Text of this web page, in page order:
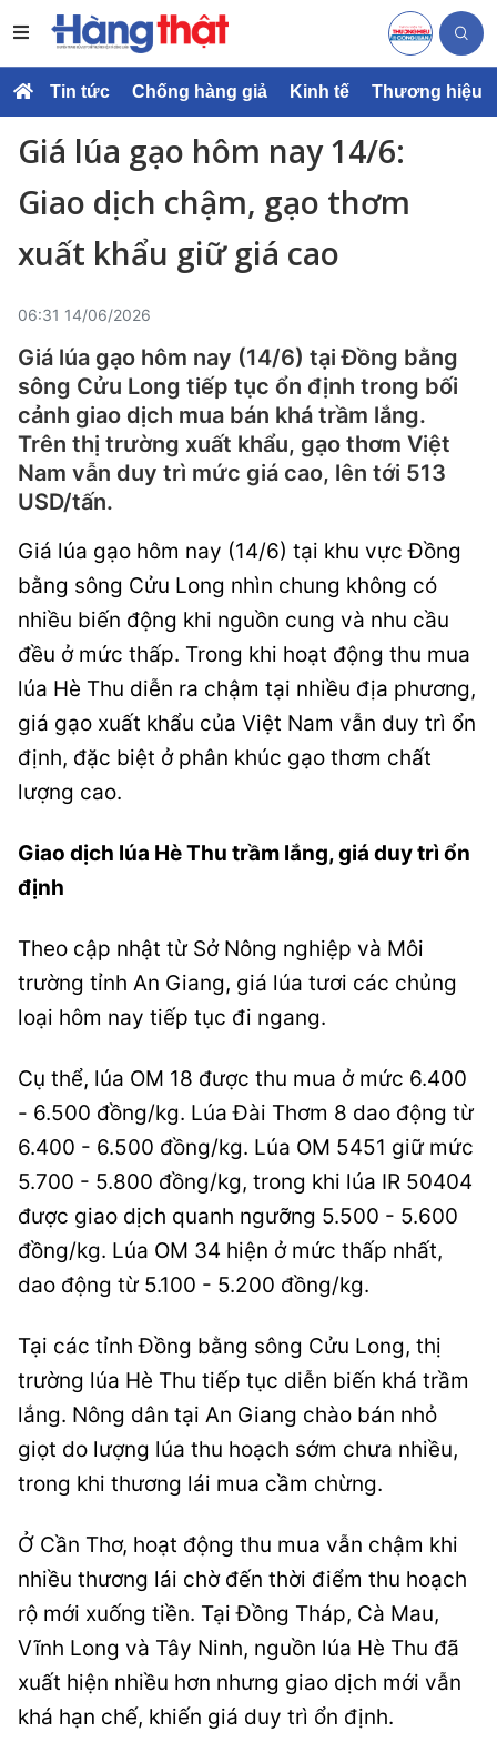
Tin tức Chống hàng giả Kinh tế Thương hiệu
Giá lúa gạo hôm nay 14/6:
Giao dịch chậm, gạo thơm
xuất khẩu giữ giá cao
06:31 14/06/2026
Giá lúa gạo hôm nay (14/6) tại Đồng bằng
sông Cửu Long tiếp tục ổn định trong bối
cảnh giao dịch mua bán khá trầm lắng.
Trên thị trường xuất khẩu, gạo thơm Việt
Nam vẫn duy trì mức giá cao, lên tới 513
USD/tấn.
Giá lúa gạo hôm nay (14/6) tại khu vực Đồng
bằng sông Cửu Long nhìn chung không có
nhiều biến động khi nguồn cung và nhu cầu
đều ở mức thấp. Trong khi hoạt động thu mua
lúa Hè Thu diễn ra chậm tại nhiều địa phương,
giá gạo xuất khẩu của Việt Nam vẫn duy trì ổn
định, đặc biệt ở phân khúc gạo thơm chất
lượng cao.
Giao dịch lúa Hè Thu trầm lắng, giá duy trì ổn
định
Theo cập nhật từ Sở Nông nghiệp và Môi
trường tỉnh An Giang, giá lúa tươi các chủng
loại hôm nay tiếp tục đi ngang.
Cụ thể, lúa OM 18 được thu mua ở mức 6.400
- 6.500 đồng/kg. Lúa Đài Thơm 8 dao động từ
6.400 - 6.500 đồng/kg. Lúa OM 5451 giữ mức
5.700 - 5.800 đồng/kg, trong khi lúa IR 50404
được giao dịch quanh ngưỡng 5.500 - 5.600
đồng/kg. Lúa OM 34 hiện ở mức thấp nhất,
dao động từ 5.100 - 5.200 đồng/kg.
Tại các tỉnh Đồng bằng sông Cửu Long, thị
trường lúa Hè Thu tiếp tục diễn biến khá trầm
lắng. Nông dân tại An Giang chào bán nhỏ
giọt do lượng lúa thu hoạch sớm chưa nhiều,
trong khi thương lái mua cầm chừng.
Ở Cần Thơ, hoạt động thu mua vẫn chậm khi
nhiều thương lái chờ đến thời điểm thu hoạch
rộ mới xuống tiền. Tại Đồng Tháp, Cà Mau,
Vĩnh Long và Tây Ninh, nguồn lúa Hè Thu đã
xuất hiện nhiều hơn nhưng giao dịch mới vẫn
khá hạn chế, khiến giá duy trì ổn định.